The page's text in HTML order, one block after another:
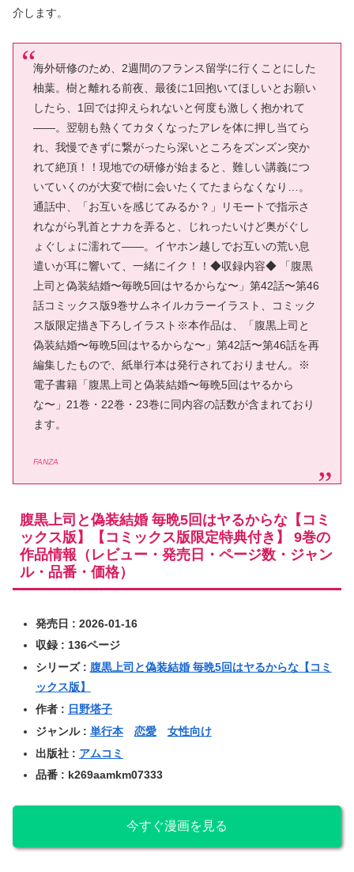
介します。
海外研修のため、2週間のフランス留学に行くことにした
柚葉。樹と離れる前夜、最後に1回抱いてほしいとお願い
したら、1回では抑えられないと何度も激しく抱かれて
――。翌朝も熱くてカタくなったアレを体に押し当てら
れ、我慢できずに繋がったら深いところをズンズン突か
れて絶頂！！現地での研修が始まると、難しい講義につ
いていくのが大変で樹に会いたくてたまらなくなり…。
通話中、「お互いを感じてみるか？」リモートで指示さ
れながら乳首とナカを弄ると、じれったいけど奥がぐし
ょぐしょに濡れて――。イヤホン越しでお互いの荒い息
遣いが耳に響いて、一緒にイク！！◆収録内容◆ 「腹黒
上司と偽装結婚〜毎晩5回はヤるからな〜」第42話〜第46
話コミックス版9巻サムネイルカラーイラスト、コミック
ス版限定描き下ろしイラスト※本作品は、「腹黒上司と
偽装結婚〜毎晩5回はヤるからな〜」第42話〜第46話を再
編集したもので、紙単行本は発行されておりません。※
電子書籍「腹黒上司と偽装結婚〜毎晩5回はヤるから
な〜」21巻・22巻・23巻に同内容の話数が含まれており
ます。
FANZA
腹黒上司と偽装結婚 毎晩5回はヤるからな【コミ
ックス版】【コミックス版限定特典付き】 9巻の
作品情報（レビュー・発売日・ページ数・ジャン
ル・品番・価格）
発売日 : 2026-01-16
収録 : 136ページ
シリーズ : 腹黒上司と偽装結婚 毎晩5回はヤるからな【コミ
ックス版】
作者 : 日野塔子
ジャンル : 単行本 恋愛
女性向け
出版社 : アムコミ
品番 : k269aamkm07333
今すぐ漫画を見る